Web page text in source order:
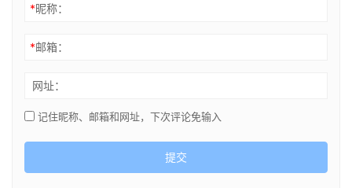
*昵称：
*邮箱：
网址：
记住昵称、邮箱和网址，下次评论免输入
提交